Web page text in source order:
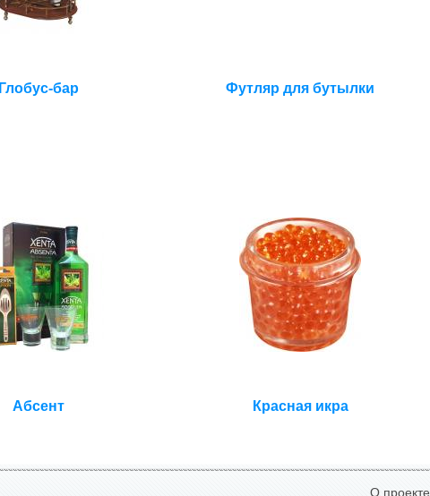
Глобус-бар Футляр для бутылки
Абсент Красная икра
О проекте